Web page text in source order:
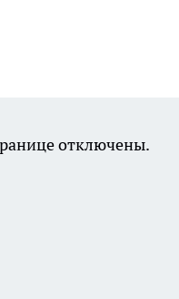
отключены.